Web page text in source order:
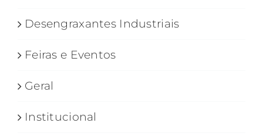
Desengraxantes Industriais
Feiras e Eventos
Geral
Institucional